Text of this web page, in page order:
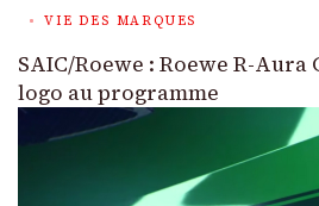
VIE DES MARQUES
SAIC/Roewe : Roewe R-Aura
logo au programme